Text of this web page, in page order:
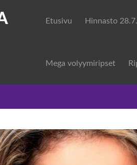
Etusivu Hinnasto
Mega volyymiripset